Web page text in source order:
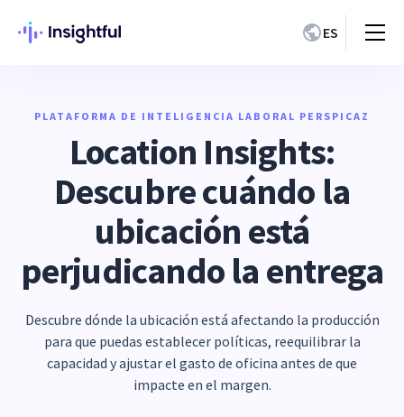
ES
PLATAFORMA DE INTELIGENCIA LABORAL PERSPICAZ
Location Insights:
Descubre cuándo la
ubicación está
perjudicando la entrega
Descubre dónde la ubicación está afectando la producción
para que puedas establecer políticas, reequilibrar la
capacidad y ajustar el gasto de oficina antes de que
impacte en el margen.